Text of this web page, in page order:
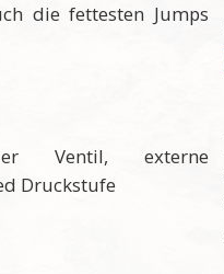
die fettesten Jumps
Ventil, externe
Druckstufe